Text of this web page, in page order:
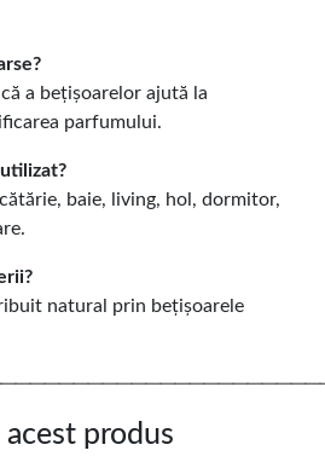
a bețișoarelor ajută la
parfumului.
baie, living, hol, dormitor,
natural prin bețișoarele
acest produs